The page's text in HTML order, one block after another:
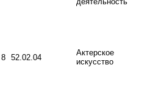
8 52.02.04
Актерское
искусство